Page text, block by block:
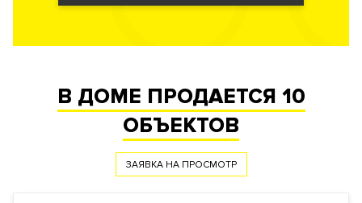
Апартаменты
В ДОМЕ ПРОДАЕТСЯ 10
ОБЪЕКТОВ
ЗАЯВКА НА ПРОСМОТР